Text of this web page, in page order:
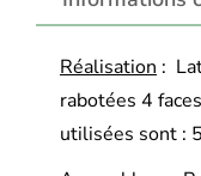
Réalisation :
rabotées 4
utilisées sont :